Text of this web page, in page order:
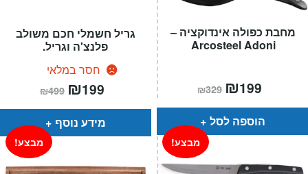
גריל חשמלי חכם משולב
פלנצ'ה וגריל.
חסר במלאי
₪499 המחיר
המקורי
היה:
₪499.
₪199
הוא:
מידע נוסף
מחבת כפולה אינדוקציה –
Arcosteel Adoni
₪329 המחיר
המקורי
היה:
₪329.
₪199
הוא:
הוספה לסל
מבצע! מבצע!